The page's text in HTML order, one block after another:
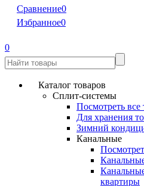
Сравнение0
Избранное0
0
Каталог товаров
Сплит-системы
Посмотреть все
Для хранения
Зимний
Канальные
квартиры